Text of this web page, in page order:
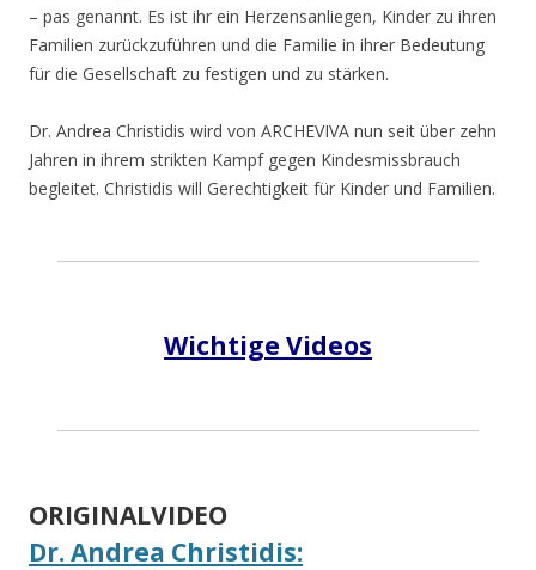
– pas genannt. Es ist ihr ein Herzensanliegen, Kinder zu ihren
Familien zurückzuführen und die Familie in ihrer Bedeutung
für die Gesellschaft zu festigen und zu stärken.
Dr. Andrea Christidis wird von ARCHEVIVA nun seit über zehn
Jahren in ihrem strikten Kampf gegen Kindesmissbrauch
begleitet. Christidis will Gerechtigkeit für Kinder und Familien.
Wichtige Videos
ORIGINALVIDEO
Dr. Andrea Christidis: